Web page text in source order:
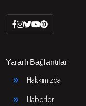
Yararlı Bağlantılar
Hakkımızda
Haberler